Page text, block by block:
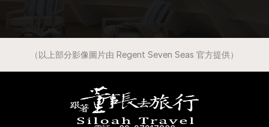
（以上部分影像圖片由 Regent Seven Seas 官方提供）